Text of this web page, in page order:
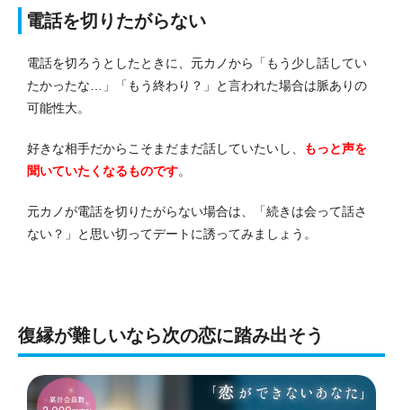
電話を切りたがらない
電話を切ろうとしたときに、元カノから「もう少し話してい
たかったな…」「もう終わり？」と言われた場合は脈ありの
可能性大。
好きな相手だからこそまだまだ話していたいし、
もっと声を
聞いていたくなるものです。
元カノが電話を切りたがらない場合は、「続きは会って話さ
ない？」と思い切ってデートに誘ってみましょう。
復縁が難しいなら次の恋に踏み出そう